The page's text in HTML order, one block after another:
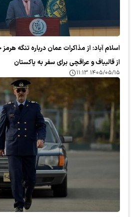
اسلام آباد: از مذاکرات عمان درباره تنگه
از قالیباف و عراقچی برای سفر به پاکستان
۱۴۰۵/۰۵/۱۵ ۱۱:۱۳